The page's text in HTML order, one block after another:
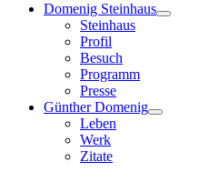
Domenig Steinhaus
Steinhaus
Profil
Besuch
Programm
Presse
Günther Domenig
Leben
Werk
Zitate